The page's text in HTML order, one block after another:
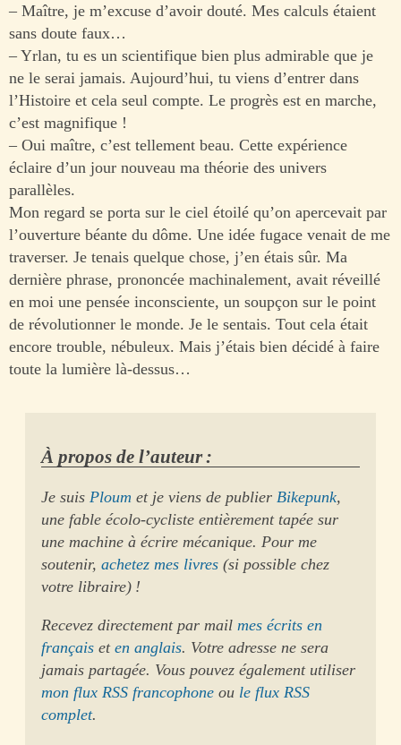
– Maître, je m’excuse d’avoir douté. Mes calculs étaient
sans doute faux…
– Yrlan, tu es un scientifique bien plus admirable que je
ne le serai jamais. Aujourd’hui, tu viens d’entrer dans
l’Histoire et cela seul compte. Le progrès est en marche,
c’est magnifique !
– Oui maître, c’est tellement beau. Cette expérience
éclaire d’un jour nouveau ma théorie des univers
parallèles.
Mon regard se porta sur le ciel étoilé qu’on apercevait par
l’ouverture béante du dôme. Une idée fugace venait de me
traverser. Je tenais quelque chose, j’en étais sûr. Ma
dernière phrase, prononcée machinalement, avait réveillé
en moi une pensée inconsciente, un soupçon sur le point
de révolutionner le monde. Je le sentais. Tout cela était
encore trouble, nébuleux. Mais j’étais bien décidé à faire
toute la lumière là-dessus…
À propos de l’auteur :
Je suisPloum et je viens de publierBikepunk,
une fable écolo-cycliste entièrement tapée sur
une machine à écrire mécanique. Pour me
soutenir,achetez mes livres (si possible chez
votre libraire) !
Recevez directement par mailmes écrits en
français eten anglais. Votre adresse ne sera
jamais partagée. Vous pouvez également utiliser
mon flux RSS francophone ou le flux RSS
complet.